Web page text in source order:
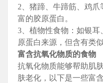
2、猪蹄、牛蹄筋、鸡
富的胶原蛋白。
3、植物性食物：如银
原蛋白来源，但含有类
富含抗氧化物质的食物
抗氧化物质能够帮助肌
肤老化，以下是一些富